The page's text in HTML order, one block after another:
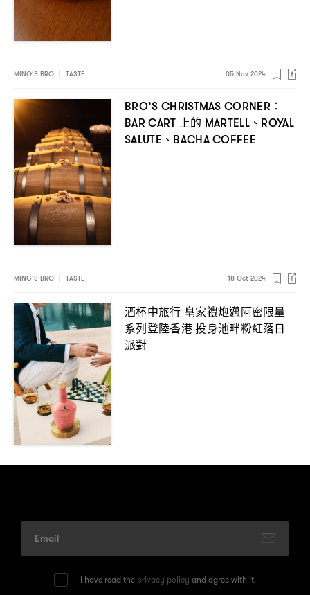
MING’S BRO TASTE 05 Nov 2024
BRO’S CHRISTMAS CORNER：
BAR CART 上的 MARTELL 、 ROYAL
SALUTE 、 BACHA COFFEE
MING’S BRO | TASTE 18 Oct 2024
酒杯中旅行 皇家禮炮邁阿密限量
系列登陸香港投身池畔粉紅落日
派對
I have read the privacy policy and agree with it.